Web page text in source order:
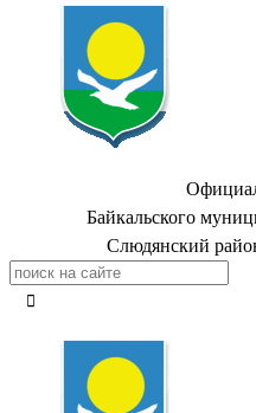
Байкальского
Слюдянский